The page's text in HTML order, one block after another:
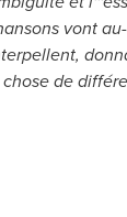
vont
de